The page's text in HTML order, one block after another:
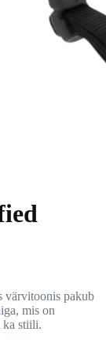
värvitoonis pakub
mis on
ka stiili.